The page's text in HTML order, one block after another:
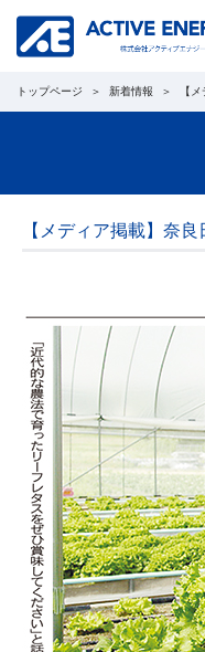
トップページ 新着情報 【
【メディア掲載】奈
トップページ
協力会社募集
工事のご案内
新着情報
西野光泰 公式ブログ
お問い合わせ
プライバシーポリシー サイト